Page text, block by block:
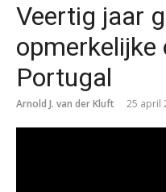
Veertig jaar
opmerkelijke
Portugal
Arnold J. van der Kluft 25 april